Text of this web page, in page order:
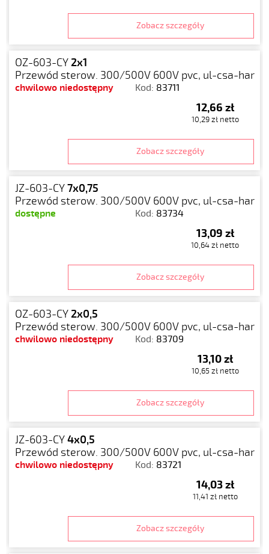
Zobacz szczegóły
OZ-603-CY2x1
Przewód sterow. 300/500V 600V pvc, ul-csa-har
chwilowo niedostępny Kod: 83711
12,66 zł
10,29 zł netto
Zobacz szczegóły
JZ-603-CY7x0,75
Przewód sterow. 300/500V 600V pvc, ul-csa-har
dostępne Kod: 83734
13,09 zł
10,64 zł netto
Zobacz szczegóły
OZ-603-CY2x0,5
Przewód sterow. 300/500V 600V pvc, ul-csa-har
chwilowo niedostępny Kod: 83709
13,10 zł
10,65 zł netto
Zobacz szczegóły
JZ-603-CY4x0,5
Przewód sterow. 300/500V 600V pvc, ul-csa-har
chwilowo niedostępny Kod: 83721
14,03 zł
11,41 zł netto
Zobacz szczegóły